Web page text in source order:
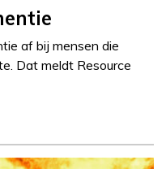
af bij mensen die
Dat meldt Resource